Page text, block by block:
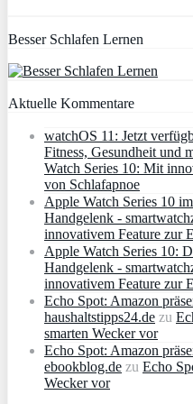
Besser Schlafen Lernen
Aktuelle Kommentare
watchOS 11: Jetzt
Fitness, Gesundheit und
Watch Series 10: Mit
von Schlafapnoe
Apple Watch Series 10
Handgelenk -
innovativem Feature zur
Apple Watch Series 10:
Handgelenk -
innovativem Feature zur
Echo Spot: Amazon
haushaltstipps24.de zu
smarten Wecker vor
Echo Spot: Amazon
ebookblog.de zu Echo
Wecker vor